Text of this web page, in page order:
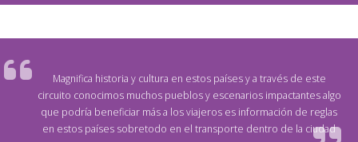
Magnifica historia y cultura en estos países y a través de este
circuito conocimos muchos pueblos y escenarios impactantes algo
que podría beneficiar más a los viajeros es información de reglas
en estos países sobretodo en el transporte dentro de la ciudad